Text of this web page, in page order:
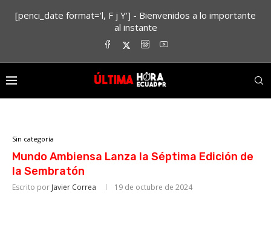
[penci_date format='l, F j Y'] - Bienvenidos a lo importante
al instante
Sin categoría
Mundo Ambiensa Lanza la Séptima Edición de
la Sembratón
Escrito por Javier Correa 19 de octubre de 2024